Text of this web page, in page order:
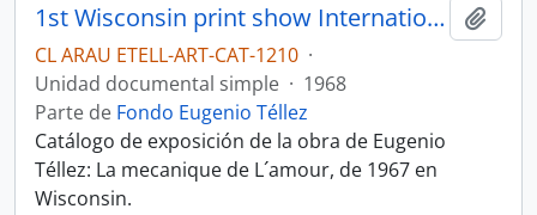
1st Wisconsin print show International
CL ARAU ETELL-ART-CAT-1210 ·
Unidad documental simple · 1968
Parte de Fondo Eugenio Téllez
Catálogo de exposición de la obra de Eugenio
Téllez: La mecanique de L´amour, de 1967 en
Wisconsin.